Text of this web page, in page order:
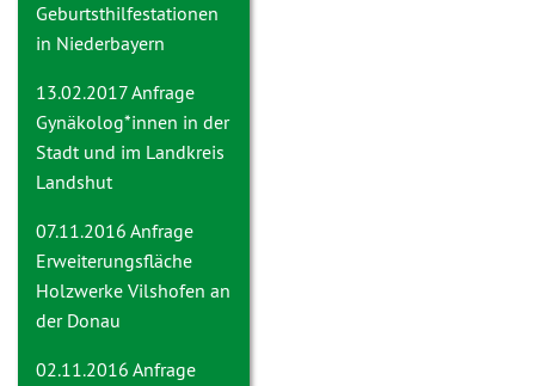
Geburtsthilfestationen
in Niederbayern
13.02.2017 Anfrage
Gynäkolog*innen in der
Stadt und im Landkreis
Landshut
07.11.2016 Anfrage
Erweiterungsfläche
Holzwerke Vilshofen an
der Donau
02.11.2016 Anfrage